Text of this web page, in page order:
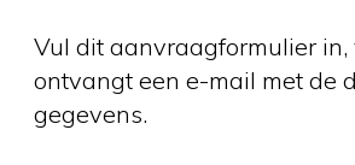
Vul dit aanvraagformulier in,
ontvangt een e-mail met de
gegevens.